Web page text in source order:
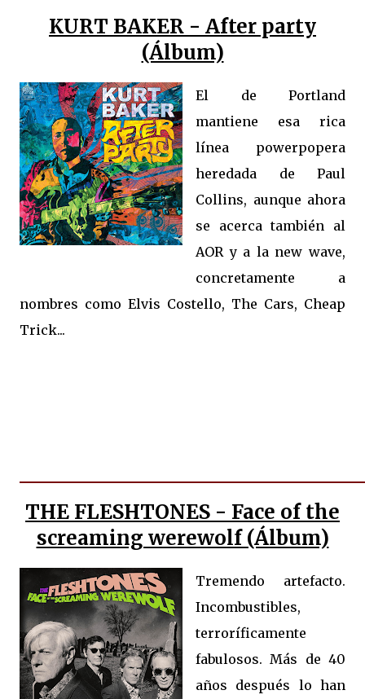
KURT BAKER - After party
(Álbum)
El de Portland
mantiene esa rica
línea powerpopera
heredada de Paul
Collins, aunque ahora
se acerca también al
AOR y a la new wave,
concretamente a
nombres como Elvis Costello, The Cars, Cheap
Trick...
THE FLESHTONES - Face of the
screaming werewolf (Álbum)
Tremendo artefacto.
Incombustibles,
terroríficamente
fabulosos. Más de 40
años después lo han